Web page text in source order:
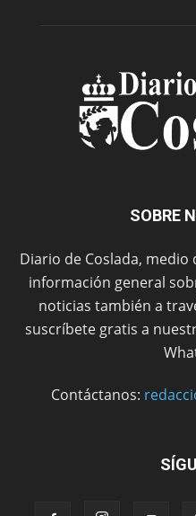
SOBRE
Diario de Coslada,
información general
noticias también a
suscríbete gratis a
Contáctanos: